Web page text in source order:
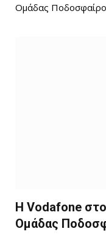
Ομάδας
Η Vodafone
Ομάδας